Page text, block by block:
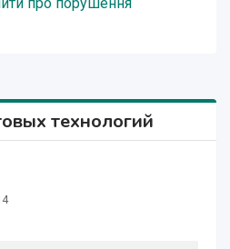
про порушення
технологий